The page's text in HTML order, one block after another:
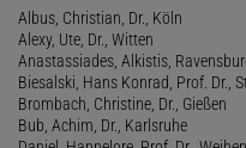
Albus, Christian, Dr., Köln
Alexy, Ute, Dr., Witten
Anastassiades, Alkistis,
Biesalski, Hans Konrad, Prof. Dr.,
Brombach, Christine, Dr., Gießen
Bub, Achim, Dr., Karlsruhe